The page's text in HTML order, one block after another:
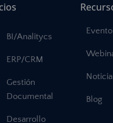
BI/Analitycs
ERP/CRM
Gestión
Documental
Desarrollo
Blog